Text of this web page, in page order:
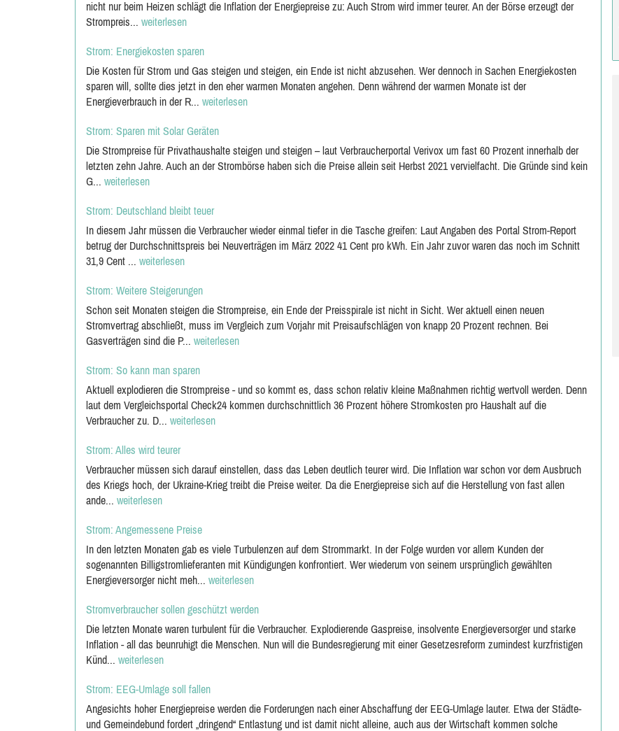
nicht nur beim Heizen schlägt die Inflation der Energiepreise zu: Auch Strom wird immer teurer. An der Börse erzeugt der
Strompreis... weiterlesen
Strom: Energiekosten sparen
Die Kosten für Strom und Gas steigen und steigen, ein Ende ist nicht abzusehen. Wer dennoch in Sachen Energiekosten
sparen will, sollte dies jetzt in den eher warmen Monaten angehen. Denn während der warmen Monate ist der
Energieverbrauch in der R... weiterlesen
Strom: Sparen mit Solar Geräten
Die Strompreise für Privathaushalte steigen und steigen – laut Verbraucherportal Verivox um fast 60 Prozent innerhalb der
letzten zehn Jahre. Auch an der Strombörse haben sich die Preise allein seit Herbst 2021 vervielfacht. Die Gründe sind kein
G... weiterlesen
Strom: Deutschland bleibt teuer
In diesem Jahr müssen die Verbraucher wieder einmal tiefer in die Tasche greifen: Laut Angaben des Portal Strom-Report
betrug der Durchschnittspreis bei Neuverträgen im März 2022 41 Cent pro kWh. Ein Jahr zuvor waren das noch im Schnitt
31,9 Cent ... weiterlesen
Strom: Weitere Steigerungen
Schon seit Monaten steigen die Strompreise, ein Ende der Preisspirale ist nicht in Sicht. Wer aktuell einen neuen
Stromvertrag abschließt, muss im Vergleich zum Vorjahr mit Preisaufschlägen von knapp 20 Prozent rechnen. Bei
Gasverträgen sind die P... weiterlesen
Strom: So kann man sparen
Aktuell explodieren die Strompreise - und so kommt es, dass schon relativ kleine Maßnahmen richtig wertvoll werden. Denn
laut dem Vergleichsportal Check24 kommen durchschnittlich 36 Prozent höhere Stromkosten pro Haushalt auf die
Verbraucher zu. D... weiterlesen
Strom: Alles wird teurer
Verbraucher müssen sich darauf einstellen, dass das Leben deutlich teurer wird. Die Inflation war schon vor dem Ausbruch
des Kriegs hoch, der Ukraine-Krieg treibt die Preise weiter. Da die Energiepreise sich auf die Herstellung von fast allen
ande... weiterlesen
Strom: Angemessene Preise
In den letzten Monaten gab es viele Turbulenzen auf dem Strommarkt. In der Folge wurden vor allem Kunden der
sogenannten Billigstromlieferanten mit Kündigungen konfrontiert. Wer wiederum von seinem ursprünglich gewählten
Energieversorger nicht meh... weiterlesen
Stromverbraucher sollen geschützt werden
Die letzten Monate waren turbulent für die Verbraucher. Explodierende Gaspreise, insolvente Energieversorger und starke
Inflation - all das beunruhigt die Menschen. Nun will die Bundesregierung mit einer Gesetzesreform zumindest kurzfristigen
Künd... weiterlesen
Strom: EEG-Umlage soll fallen
Angesichts hoher Energiepreise werden die Forderungen nach einer Abschaffung der EEG-Umlage lauter. Etwa der Städte-
und Gemeindebund fordert „dringend“ Entlastung und ist damit nicht alleine, auch aus der Wirtschaft kommen solche